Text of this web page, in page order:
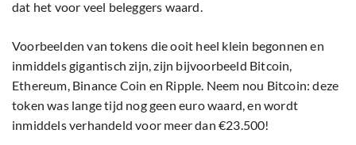
dat het voor veel beleggers waard.
Voorbeelden van tokens die ooit heel klein begonnen en
inmiddels gigantisch zijn, zijn bijvoorbeeld Bitcoin,
Ethereum, Binance Coin en Ripple. Neem nou Bitcoin: deze
token was lange tijd nog geen euro waard, en wordt
inmiddels verhandeld voor meer dan €23.500!